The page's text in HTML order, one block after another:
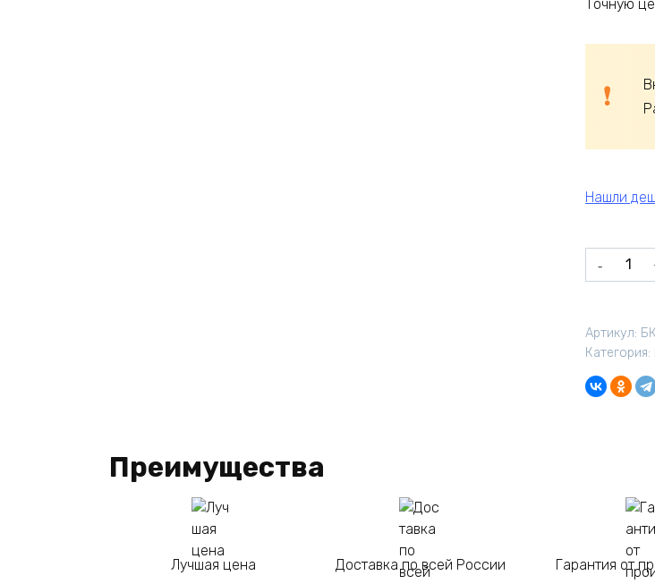
Точную
Нашли
товара
вставкой
10
Артикул:
Категория:
Преимущества
Лучшая цена Доставка по всей России Гарантия от